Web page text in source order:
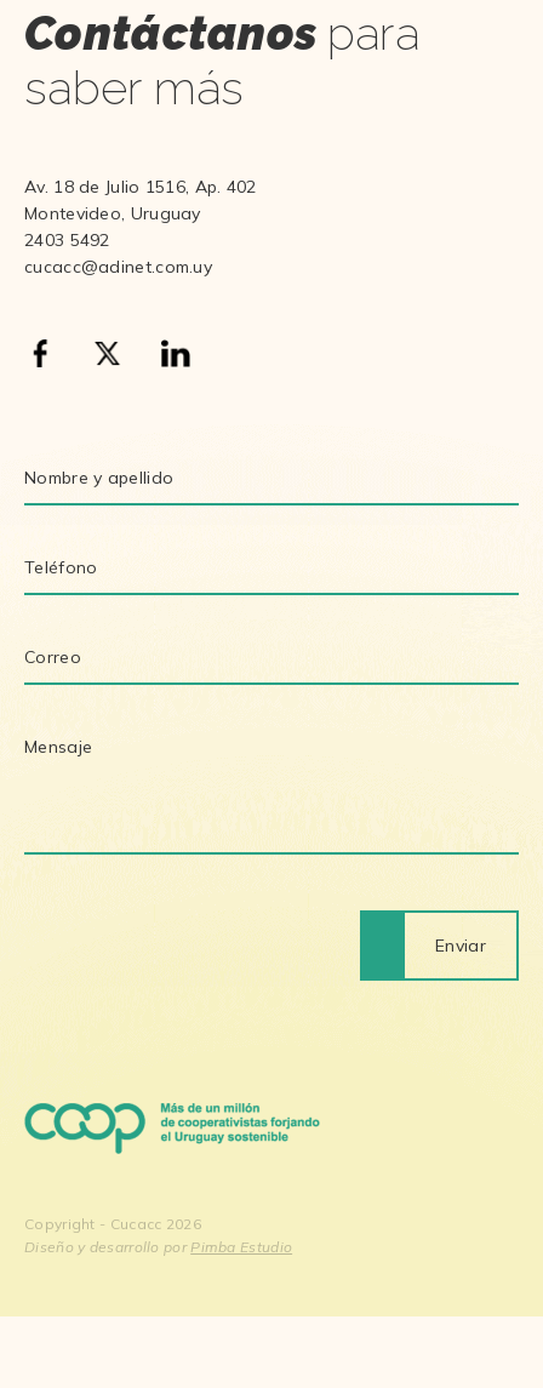
Contáctanos para
saber más
Av. 18 de Julio 1516, Ap. 402
Montevideo, Uruguay
2403 5492
cucacc@adinet.com.uy
Enviar
Copyright - Cucacc 2026
Diseño y desarrollo por Pimba Estudio